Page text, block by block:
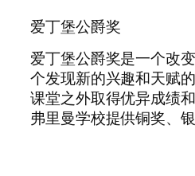
爱丁堡公爵奖
爱丁堡公爵奖是一个改
个发现新的兴趣和天赋
课堂之外取得优异成绩
弗里曼学校提供铜奖、银